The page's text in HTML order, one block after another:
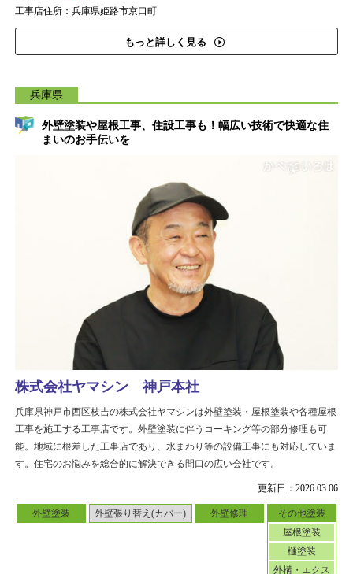
工事店住所：兵庫県姫路市京口町
もっと詳しく見る
兵庫県
外壁塗装や屋根工事、住設工事も！幅広い技術で快適な住
まいのお手伝いを
更新日：2026.03.06
外壁塗装 外壁張り替え(カバー) 外壁修理
その他塗装
屋根塗装
樋塗装
外構・エクス
株式会社ヤマシン 神戸本社
兵庫県神戸市西区枝吉の株式会社ヤマシンは外壁塗装・屋根塗装や各種屋根
工事を施工する工事店です。外壁塗装に伴うコーキング等の部分修理も可
能。地域に根差した工事店であり、水まわり等の設備工事にも対応していま
す。住宅のお悩みを総合的に解決できる間口の広い会社です。